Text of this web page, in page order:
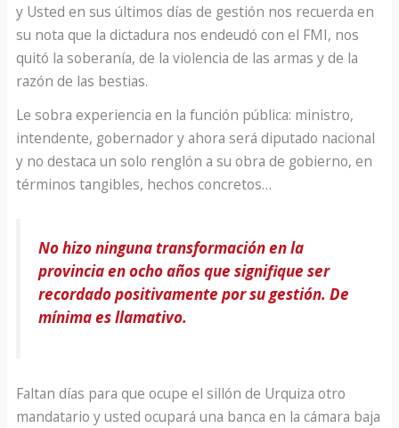
y Usted en sus últimos días de gestión nos recuerda en
su nota que la dictadura nos endeudó con el FMI, nos
quitó la soberanía, de la violencia de las armas y de la
razón de las bestias.
Le sobra experiencia en la función pública: ministro,
intendente, gobernador y ahora será diputado nacional
y no destaca un solo renglón a su obra de gobierno, en
términos tangibles, hechos concretos…
No hizo ninguna transformación en la
provincia en ocho años que signifique ser
recordado positivamente por su gestión. De
mínima es llamativo.
Faltan días para que ocupe el sillón de Urquiza otro
mandatario y usted ocupará una banca en la cámara baja